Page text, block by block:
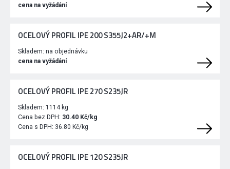
cena na vyžádání
OCELOVÝ PROFIL IPE 200 S355J2+AR/+M
Skladem: na objednávku
cena na vyžádání
OCELOVÝ PROFIL IPE 270 S235JR
Skladem: 1114 kg
Cena bez DPH: 30.40 Kč/kg
Cena s DPH: 36.80 Kč/kg
OCELOVÝ PROFIL IPE 120 S235JR